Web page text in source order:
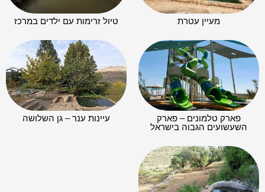
מעיין עטרת טיול זרימות עם ילדים במרכז
פארק טלמונים – פארק
השעשועים הגבוה בישראל
עיינות ענר – גן השלושה